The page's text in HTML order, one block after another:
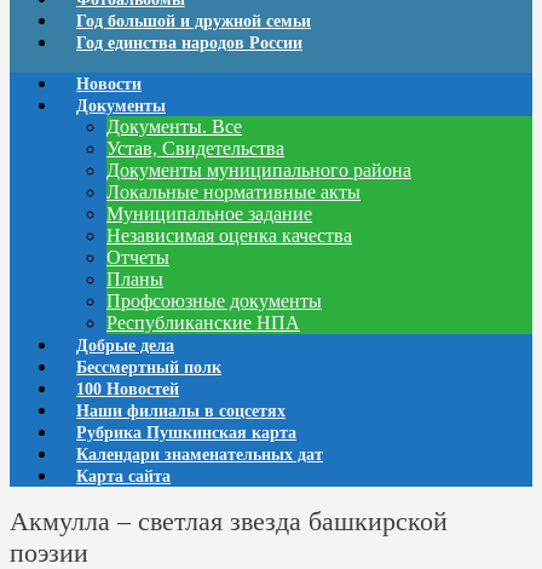
Год большой и дружной семьи
Год единства народов России
Новости
Документы
Документы. Все
Устав, Свидетельства
Документы муниципального района
Локальные нормативные акты
Муниципальное задание
Независимая оценка качества
Отчеты
Планы
Профсоюзные документы
Республиканские НПА
Добрые дела
Бессмертный полк
100 Новостей
Наши филиалы в соцсетях
Рубрика Пушкинская карта
Календари знаменательных дат
Карта сайта
Акмулла – светлая звезда башкирской
поэзии